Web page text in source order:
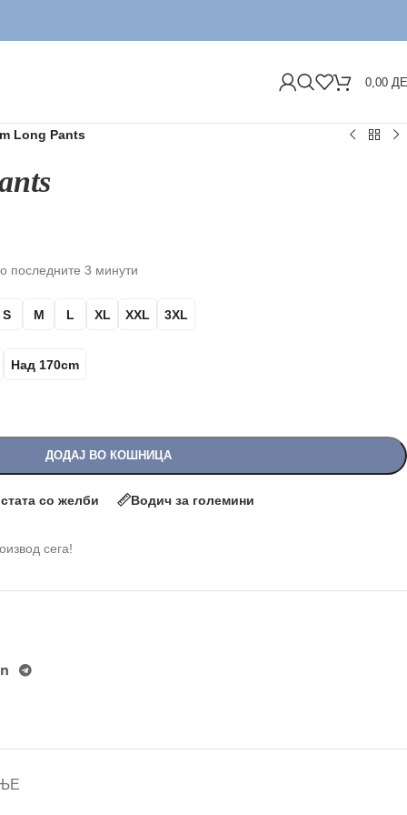
0,00
Long Pants
последните 3 минути
S M L XL XXL 3XL
Над 170cm
ДОДАЈ ВО КОШНИЦА
со желби Водич за големини
сега!